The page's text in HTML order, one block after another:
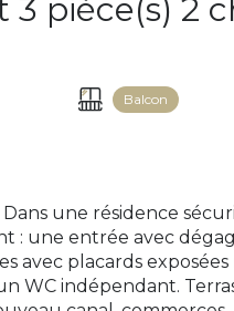
Balcon
Dans une résidence
: une entrée avec
avec placards
WC indépendant.